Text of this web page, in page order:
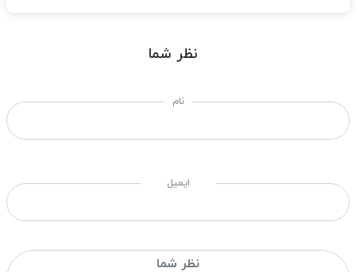
نظر شما
نام
ایمیل